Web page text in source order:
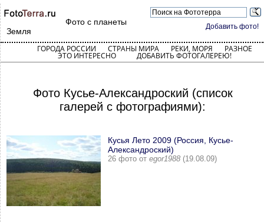
Добавить фото!
Фото с планеты
Земля
ГОРОДА РОССИИ СТРАНЫ МИРА РЕКИ, МОРЯ РАЗНОЕ
ЭТО ИНТЕРЕСНО ДОБАВИТЬ ФОТОГАЛЕРЕЮ!
Фото Кусье-Александроский (список
галерей с фотографиями):
Кусья Лето 2009 (Россия, Кусье-
Александроский)
26 фото от egor1988 (19.08.09)